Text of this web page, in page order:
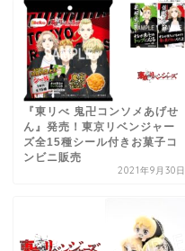
『東リべ 鬼卍コンソメあげせ
ん』発売！東京リベンジャー
ズ全15種シール付きお菓子コ
ンビニ販売
2021年9月30日